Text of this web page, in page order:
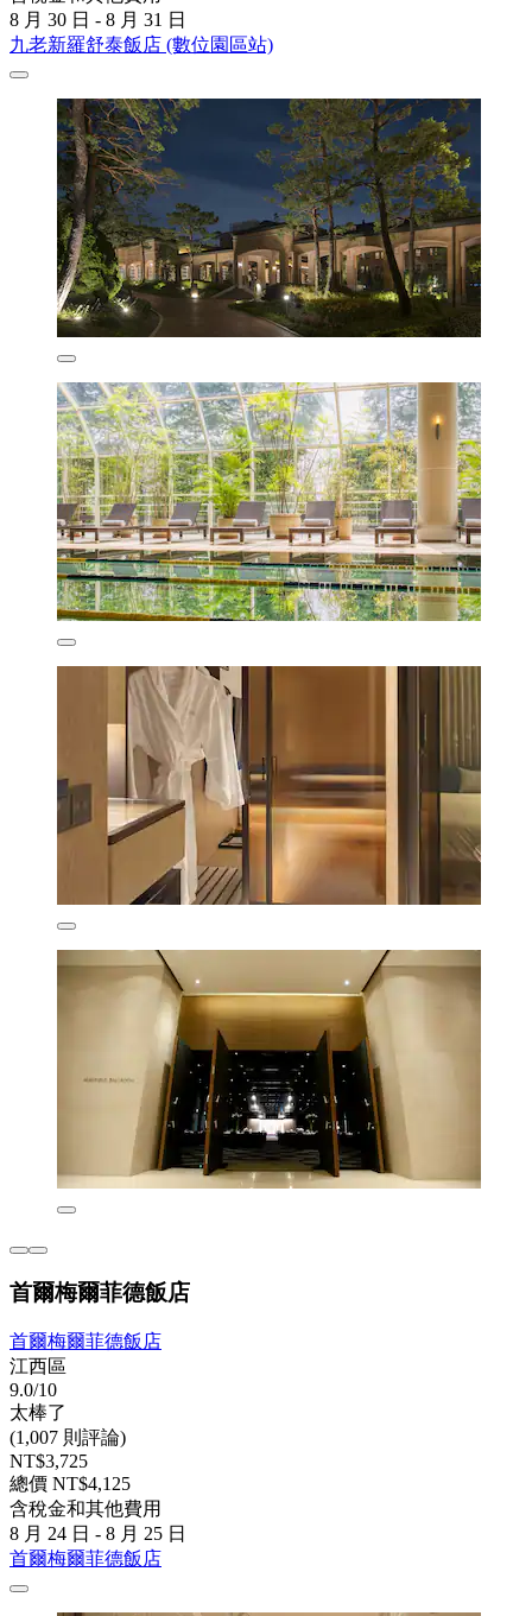
8 月 30 日 - 8 月 31 日
九老新羅舒泰飯店 (數位園區站)
首爾梅爾菲德飯店
首爾梅爾菲德飯店
江西區
9.0/10
太棒了
(1,007 則評論)
NT$3,725
總價 NT$4,125
含稅金和其他費用
8 月 24 日 - 8 月 25 日
首爾梅爾菲德飯店